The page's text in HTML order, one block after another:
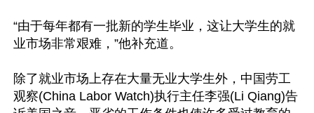
“由于每年都有一批新的学生毕业，这让大学生的就
业市场非常艰难，”他补充道。
除了就业市场上存在大量无业大学生外，中国劳工
观察(China Labor Watch)执行主任李强(Li Qiang)告